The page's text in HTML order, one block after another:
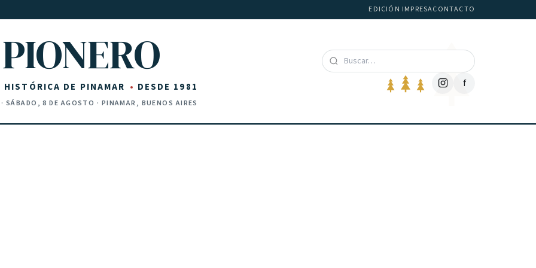
EDICIÓN IMPRESACONTACTO
PIONERO
HISTÓRICA DE PINAMAR DESDE 1981
· SÁBADO, 8 DE AGOSTO · PINAMAR, BUENOS AIRES
f